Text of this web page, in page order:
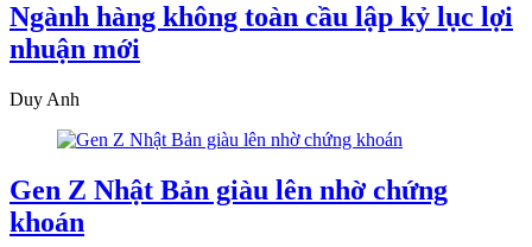
Ngành hàng không toàn cầu lập kỷ lục lợi
nhuận mới
Duy Anh
Gen Z Nhật Bản giàu lên nhờ chứng
khoán